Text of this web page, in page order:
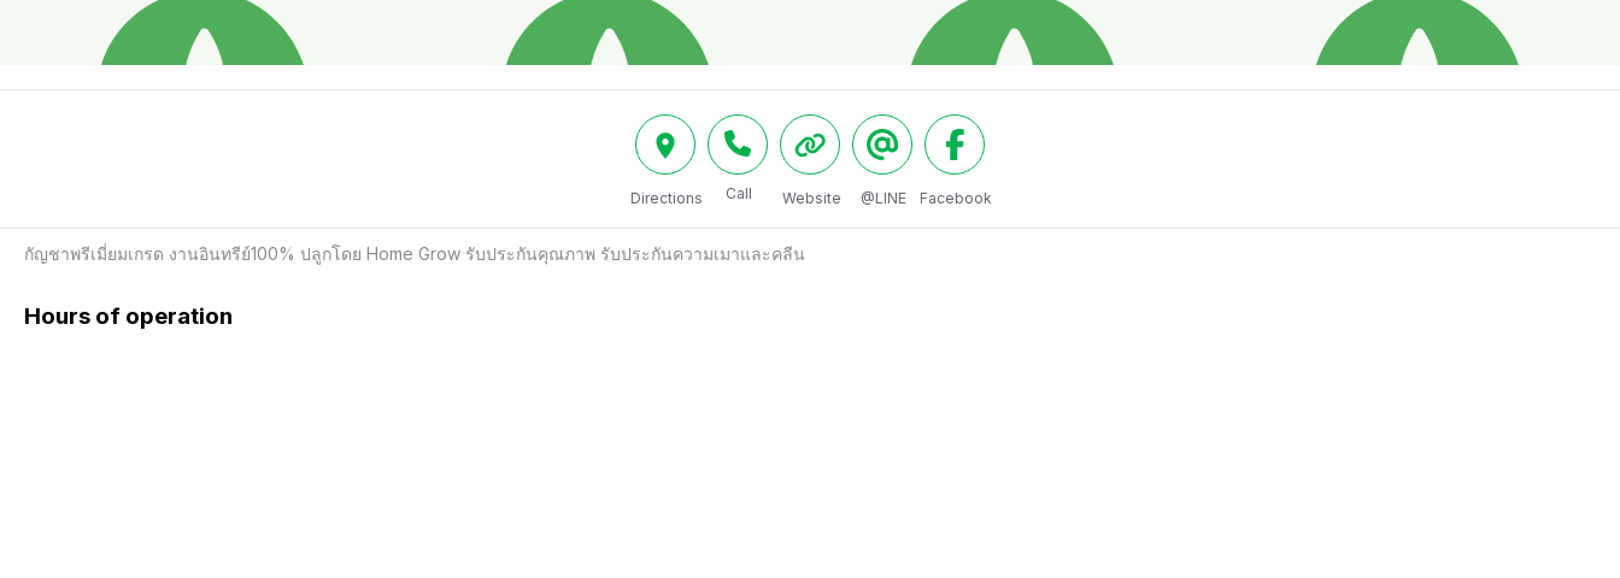
Directions Call Website @LINE Facebook
กัญชาพรีเมี่ยมเกรด งานอินทรีย์100% ปลูกโดย Home Grow รับประกันคุณภาพ รับประกันความเมาและคลีน
Hours of operation